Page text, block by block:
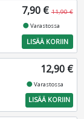
7,90 € 11,90 €
fiber_manual_recordVarastossa
LISÄÄ KORIIN
12,90 €
fiber_manual_recordVarastossa
LISÄÄ KORIIN